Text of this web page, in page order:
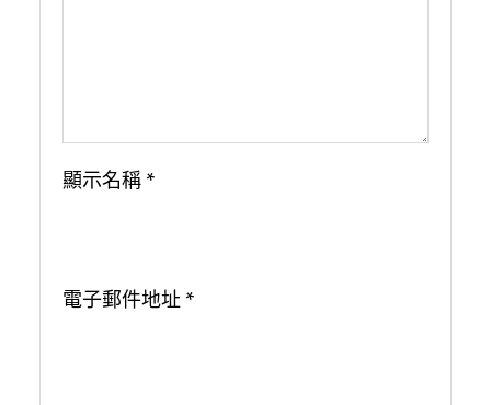
顯示名稱 *
電子郵件地址 *